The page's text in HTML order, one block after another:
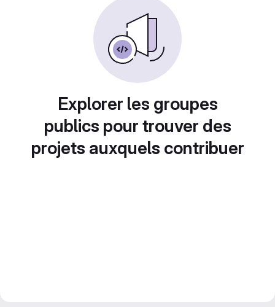
Explorer les groupes
publics pour trouver des
projets auxquels contribuer